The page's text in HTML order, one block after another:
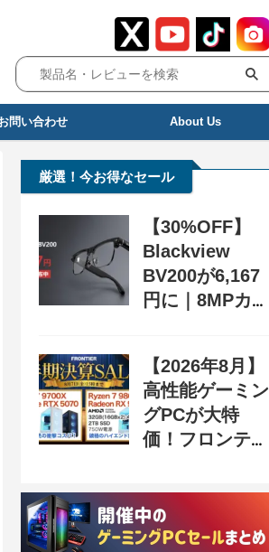
問い合わせ About Us
厳選！今お得なセール
【30%OFF】
Blackview
BV200が6,167
円に｜8MPカメ
ン配布中
【2026年8月】
高性能ゲーミン
グPCが大特
価！フロンティ
SALE』開催、
セール情報まと
め